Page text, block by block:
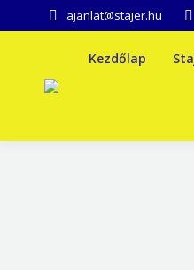
ajanlat@stajer.hu
Kezdőlap